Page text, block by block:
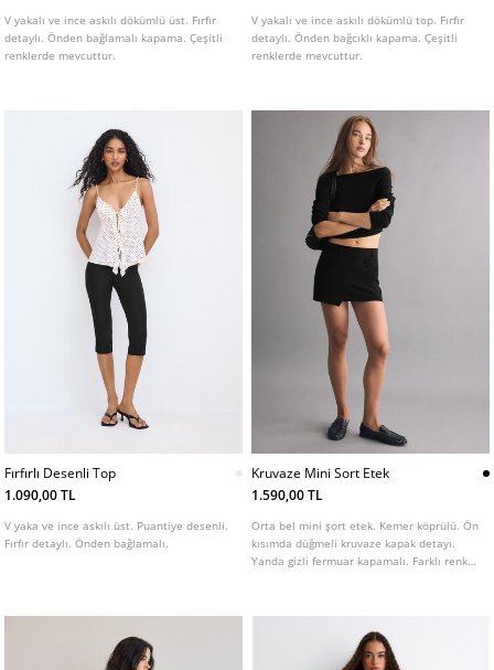
V yakalı ve ince askılı dökümlü üst. Fırfır
detaylı. Önden bağlamalı kapama. Çeşitli
renklerde mevcuttur.
V yakalı ve ince askılı dökümlü top. Fırfır
detaylı. Önden bağcıklı kapama. Çeşitli
renklerde mevcuttur.
Fırfırlı Desenli Top
1.090,00 TL
V yaka ve ince askılı üst. Puantiye desenli.
Fırfır detaylı. Önden bağlamalı.
Kruvaze Mini Sort Etek
1.590,00 TL
Orta bel mini şort etek. Kemer köprülü. Ön
kısımda düğmeli kruvaze kapak detayı.
Yanda gizli fermuar kapamalı. Farklı renk